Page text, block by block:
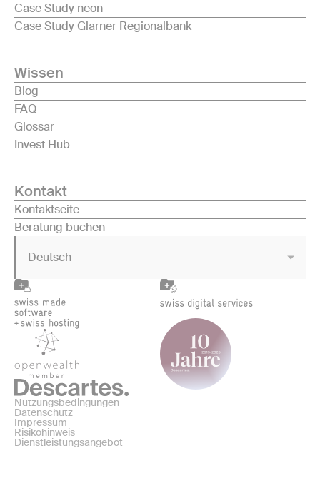
Case Study neon
Case Study Glarner Regionalbank
Wissen
Blog
FAQ
Glossar
Invest Hub
Kontakt
Kontaktseite
Beratung buchen
Deutsch
Nutzungsbedingungen
Datenschutz
Impressum
Risikohinweis
Dienstleistungsangebot